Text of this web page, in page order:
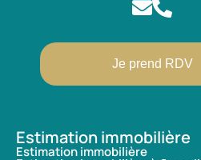
Je prend RDV
Estimation immobilière
Estimation immobilière